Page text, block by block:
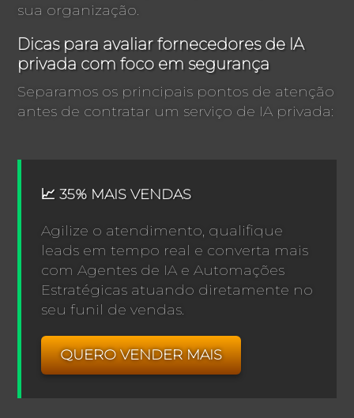
sua organização.
Dicas para avaliar fornecedores de IA
privada com foco em segurança
Separamos os principais pontos de atenção
antes de contratar um serviço de IA privada:
📈 35% MAIS VENDAS
Agilize o atendimento, qualifique
leads em tempo real e converta mais
com Agentes de IA e Automações
Estratégicas atuando diretamente no
seu funil de vendas.
QUERO VENDER MAIS